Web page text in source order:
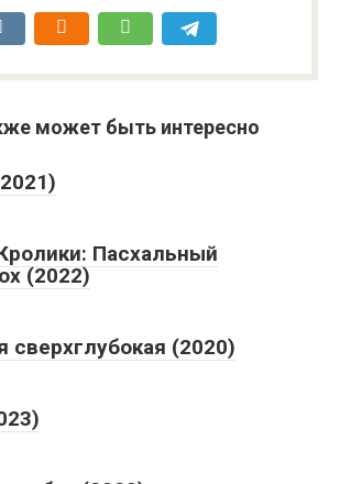
может быть интересно
Пасхальный
(2022)
сверхглубокая (2020)